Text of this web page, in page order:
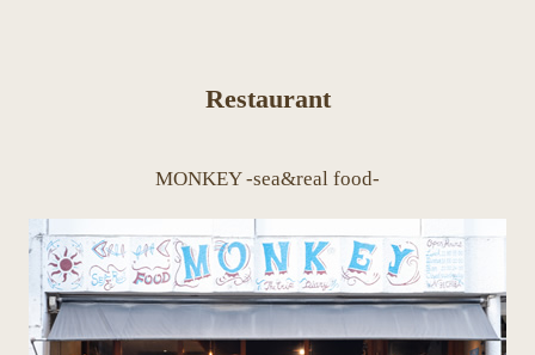
Restaurant
MONKEY -sea&real food-